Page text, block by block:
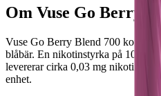
Om Vuse Go Berry
Vuse Go Berry Blend 700
blåbär. En nikotinstyrka på 10 mg
levererar cirka 0,03 mg nikotin,
enhet.